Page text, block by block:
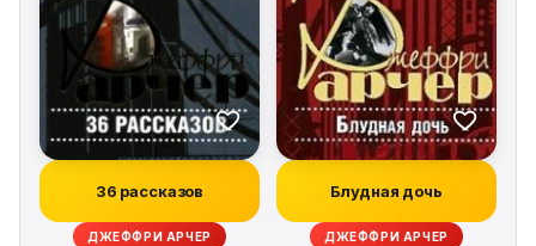
36 рассказов
ДЖЕФФРИ АРЧЕР
Блудная дочь
ДЖЕФФРИ АРЧЕР